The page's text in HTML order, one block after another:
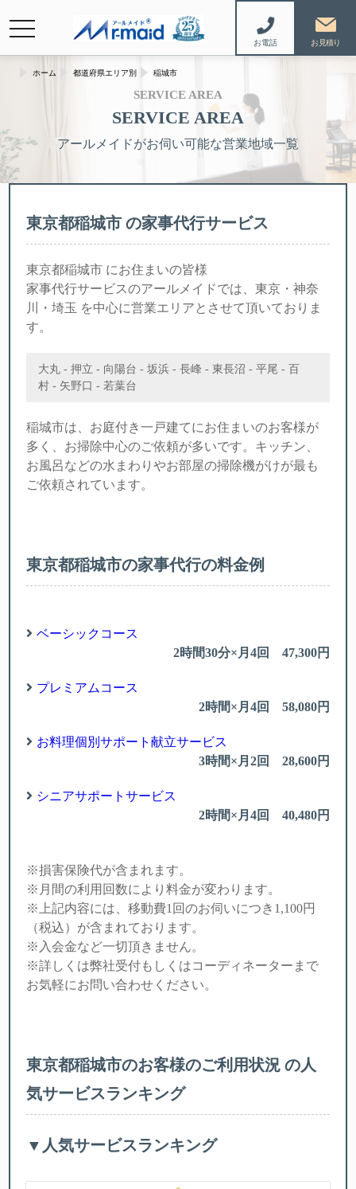
お電話
navigation
SERVICE AREA
SERVICE AREA
アールメイドがお伺い可能な営業地域一覧
ホーム 都道府県エリア別 稲城市
東京都稲城市 の家事代行サービス
東京都稲城市 にお住まいの皆様
家事代行サービスのアールメイドでは、東京・神奈
川・埼玉 を中心に営業エリアとさせて頂いておりま
す。
大丸 - 押立 - 向陽台 - 坂浜 - 長峰 - 東長沼 - 平尾 - 百
村 - 矢野口 - 若葉台
稲城市は、お庭付き一戸建てにお住まいのお客様が
多く、お掃除中心のご依頼が多いです。キッチン、
お風呂などの水まわりやお部屋の掃除機がけが最も
ご依頼されています。
東京都稲城市の家事代行の料金例
ベーシックコース
2時間30分×月4回 47,300円
プレミアムコース
2時間×月4回 58,080円
お料理個別サポート献立サービス
3時間×月2回 28,600円
シニアサポートサービス
2時間×月4回 40,480円
※損害保険代が含まれます。
※月間の利用回数により料金が変わります。
※上記内容には、移動費1回のお伺いにつき1,100円
（税込）が含まれております。
※入会金など一切頂きません。
※詳しくは弊社受付もしくはコーディネーターまで
お気軽にお問い合わせください。
東京都稲城市のお客様のご利用状況 の人
気サービスランキング
▼人気サービスランキング